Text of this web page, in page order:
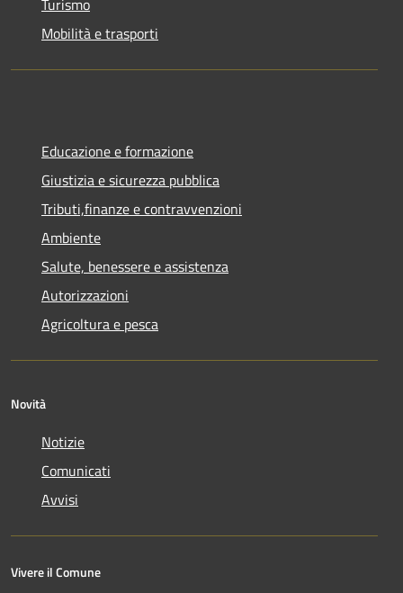
Turismo
Mobilità e trasporti
Educazione e formazione
Giustizia e sicurezza pubblica
Tributi,finanze e contravvenzioni
Ambiente
Salute, benessere e assistenza
Autorizzazioni
Agricoltura e pesca
Novità
Notizie
Comunicati
Avvisi
Vivere il Comune